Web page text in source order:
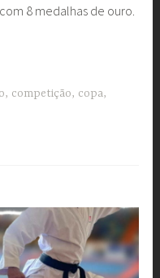
com 8 medalhas de ouro.
, competição, copa,